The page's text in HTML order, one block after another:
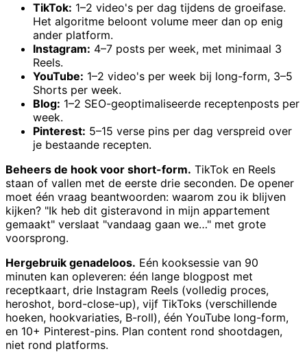
TikTok: 1–2 video's per dag tijdens de groeifase.
Het algoritme beloont volume meer dan op enig
ander platform.
Instagram: 4–7 posts per week, met minimaal 3
Reels.
YouTube: 1–2 video's per week bij long-form, 3–5
Shorts per week.
Blog: 1–2 SEO-geoptimaliseerde receptenposts per
week.
Pinterest: 5–15 verse pins per dag verspreid over
je bestaande recepten.
Beheers de hook voor short-form. TikTok en Reels
staan of vallen met de eerste drie seconden. De opener
moet één vraag beantwoorden: waarom zou ik blijven
kijken? "Ik heb dit gisteravond in mijn appartement
gemaakt" verslaat "vandaag gaan we…" met grote
voorsprong.
Hergebruik genadeloos. Eén kooksessie van 90
minuten kan opleveren: één lange blogpost met
receptkaart, drie Instagram Reels (volledig proces,
heroshot, bord-close-up), vijf TikToks (verschillende
hoeken, hookvariaties, B-roll), één YouTube long-form,
en 10+ Pinterest-pins. Plan content rond shootdagen,
niet rond platforms.